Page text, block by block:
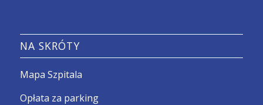
NA SKRÓTY
Mapa Szpitala
Opłata za parking